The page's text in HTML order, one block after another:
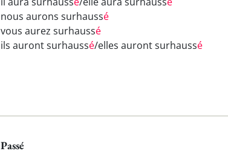
nous aurons surhaussé
vous aurez surhaussé
ils auront surhaussé/elles auront surhaussé
Passé